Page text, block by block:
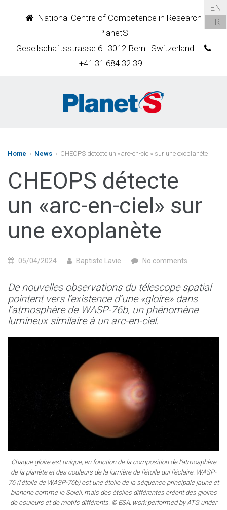
National Centre of Competence in Research
PlanetS
Gesellschaftsstrasse 6 | 3012 Bern | Switzerland
+41 31 684 32 39
EN
FR
Home › News › CHEOPS détecte un «arc-en-ciel» sur une exoplanète
CHEOPS détecte
un «arc-en-ciel» sur
une exoplanète
05/04/2024 Baptiste Lavie No comments
De nouvelles observations du télescope spatial
pointent vers l’existence d’une «gloire» dans
l’atmosphère de WASP-76b, un phénomène
lumineux similaire à un arc-en-ciel.
Chaque gloire est unique, en fonction de la composition de l’atmosphère
de la planète et des couleurs de la lumière de l’étoile qui l’éclaire. WASP-
76 (l’étoile de WASP-76b) est une étoile de la séquence principale jaune et
blanche comme le Soleil, mais des étoiles différentes créent des gloires
de couleurs et de motifs différents. © ESA, work performed by ATG under